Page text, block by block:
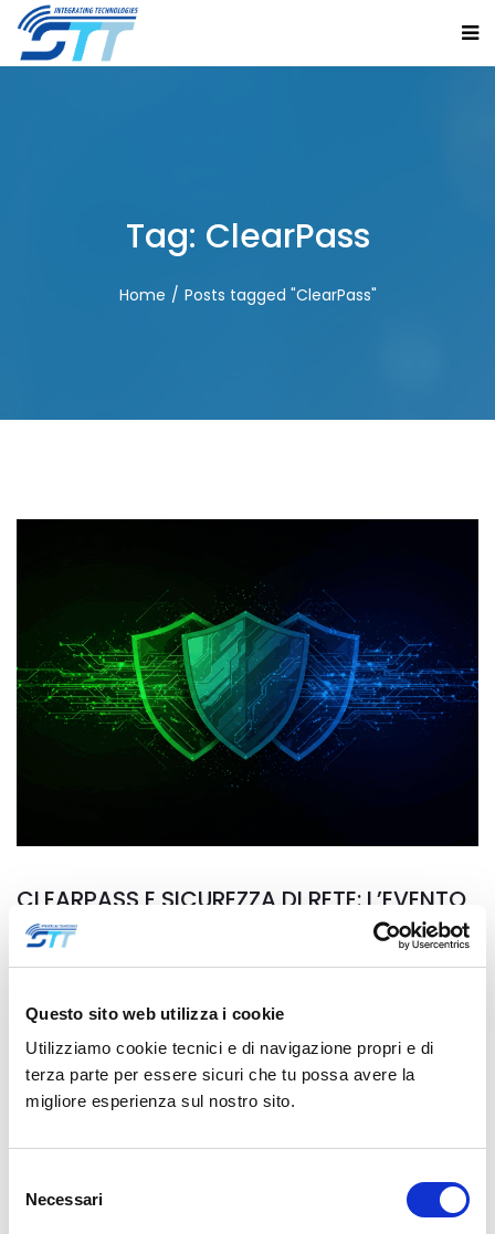
Questo sito web utilizza i cookie
Utilizziamo cookie tecnici e di navigazione propri e di
terza parte per essere sicuri che tu possa avere la
migliore esperienza sul nostro sito.
delNecessari
Tag: ClearPass
Home Posts tagged "ClearPass"
CLEARPASS E SICUREZZA DI RETE: L’EVENTO
STT – HPE ARUBA
all’innovazione tecnologica nella Pubblica Amministrazione,
organizzato da STT in collaborazione con HPE Aruba. L’evento
nostri clienti e partner sul tema della sicurezza e della gestione